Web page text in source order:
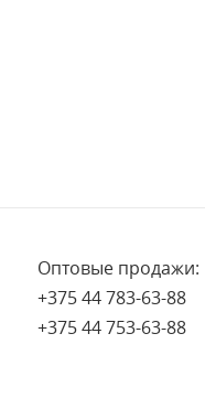
Оптовые продажи:
+375 44 783-63-88
+375 44 753-63-88